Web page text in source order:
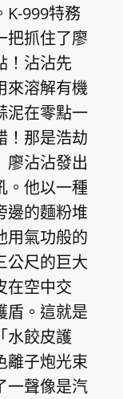
K-999特務
把抓住了廖
！沾沾先
來溶解有機
泥在零點一
！那是浩劫
廖沾沾發出
。他以一種
邊的麵粉堆
用氣功般的
公尺的巨大
在空中交
盾。這就是
水餃皮護
離子炮光束
一聲像是汽